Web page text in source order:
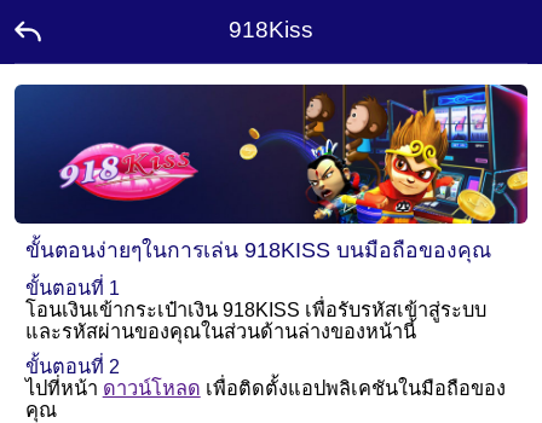
918Kiss
ขั้นตอนง่ายๆในการเล่น 918KISS บนมือถือของคุณ
ขั้นตอนที่ 1
โอนเงินเข้ากระเป๋าเงิน 918KISS เพื่อรับรหัสเข้าสู่ระบบ
และรหัสผ่านของคุณในส่วนด้านล่างของหน้านี้
ขั้นตอนที่ 2
ไปที่หน้า ดาวน์โหลด เพื่อติดตั้งแอปพลิเคชันในมือถือของ
คุณ
โปร
โม
แอม
บา
สเด
อร์
ติดต่อ
เรา